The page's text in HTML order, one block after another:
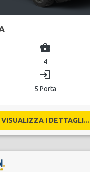
business_center
4
login
5 Porta
VISUALIZZA I DETTAGLI...